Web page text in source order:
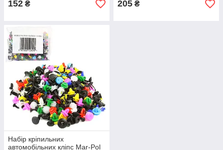
152 ₴ 205 ₴
Набір кріпильних
автомобільних кліпс Mar-Pol